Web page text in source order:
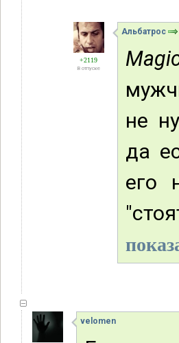
+2119
В отпуске
Альбатрос
не
да
его
velomen